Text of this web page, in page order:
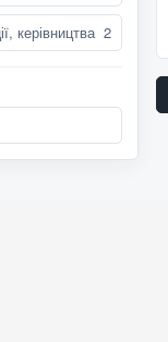
керівництва 2